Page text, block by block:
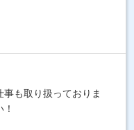
も取り扱っておりま